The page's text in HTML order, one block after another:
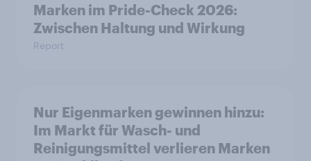
Marken im Pride-Check 2026:
Zwischen Haltung und Wirkung
Report
Nur Eigenmarken gewinnen hinzu:
Im Markt für Wasch- und
Reinigungsmittel verlieren Marken